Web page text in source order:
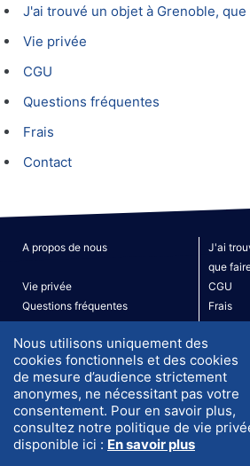
J'ai trouvé un objet à Grenoble, que
Vie privée
CGU
Questions fréquentes
Frais
Contact
A propos de nous
J'ai
que
Vie privée
CGU
Questions fréquentes
Frais
Contact
Accessibilité
V. 190526 © 2026
Nous utilisons uniquement des
cookies fonctionnels et des cookies
de mesure d’audience strictement
anonymes, ne nécessitant pas votre
consentement. Pour en savoir plus,
consultez notre politique de vie
disponible ici : En savoir plus